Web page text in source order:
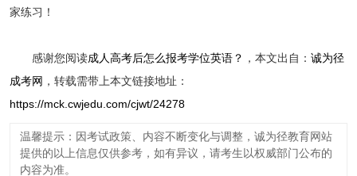
家练习！
感谢您阅读成人高考后怎么报考学位英语？ ，本文出自： 诚为径
成考网 ，转载需带上本文链接地址：
https://mck.cwjedu.com/cjwt/24278
温馨提示：因考试政策、内容不断变化与调整，诚为径教育网站
提供的以上信息仅供参考，如有异议，请考生以权威部门公布的
内容为准。